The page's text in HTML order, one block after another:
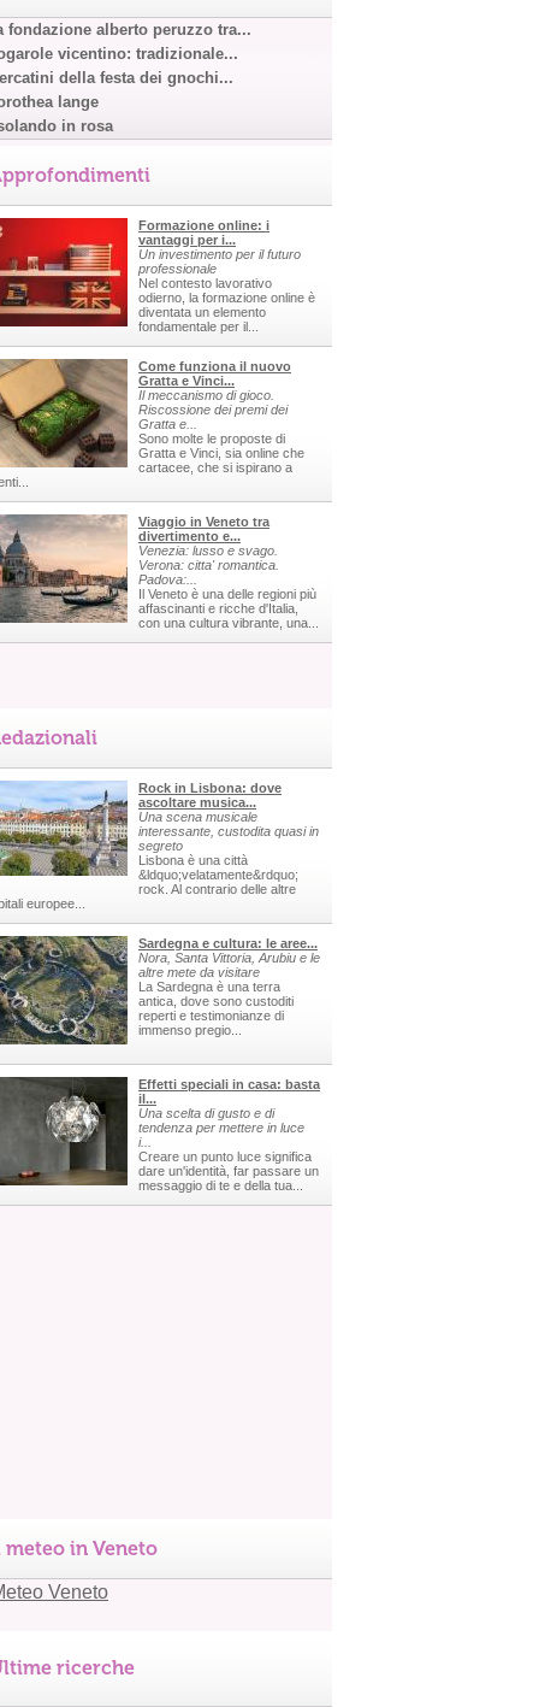
fondazione alberto peruzzo tra...
vicentino: tradizionale...
della festa dei gnochi...
lange
in rosa
Formazione online: i
vantaggi per i...
Un investimento per il futuro
professionale
Nel contesto lavorativo
odierno, la formazione online è
diventata un elemento
fondamentale per il...
Come funziona il nuovo
Gratta e Vinci...
Il meccanismo di gioco.
Riscossione dei premi dei
Gratta e...
Sono molte le proposte di
Gratta e Vinci, sia online che
cartacee, che si ispirano a
Viaggio in Veneto tra
divertimento e...
Venezia: lusso e svago.
Verona: citta' romantica.
Padova:...
Il Veneto è una delle regioni più
affascinanti e ricche d'Italia,
con una cultura vibrante, una...
Rock in Lisbona: dove
ascoltare musica...
Una scena musicale
interessante, custodita quasi in
segreto
Lisbona è una città
&ldquo;velatamente&rdquo;
rock. Al contrario delle altre
europee...
Sardegna e cultura: le aree...
Nora, Santa Vittoria, Arubiu e le
altre mete da visitare
La Sardegna è una terra
antica, dove sono custoditi
reperti e testimonianze di
immenso pregio...
Effetti speciali in casa: basta
il...
Una scelta di gusto e di
tendenza per mettere in luce
i...
Creare un punto luce significa
dare un'identità, far passare un
messaggio di te e della tua...
meteo in Veneto
ricerche